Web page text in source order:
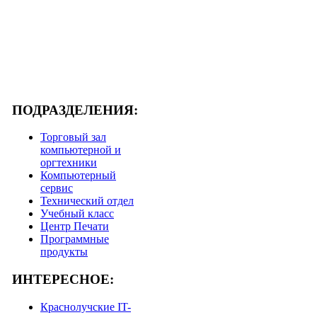
ПОДРАЗДЕЛЕНИЯ:
Торговый зал
компьютерной и
оргтехники
Компьютерный
сервис
Технический отдел
Учебный класс
Центр Печати
Программные
продукты
ИНТЕРЕСНОЕ:
Краснолучские IT-